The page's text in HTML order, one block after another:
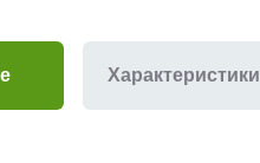
Характеристики